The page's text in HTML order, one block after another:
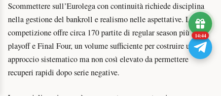
Scommettere sull’Eurolega con continuità richiede disciplina
nella gestione del bankroll e realismo nelle aspettative. La
competizione offre circa 170 partite di regular season più
playoff e Final Four, un volume sufficiente per costruire un
approccio sistematico ma non così elevato da permettere
recuperi rapidi dopo serie negative.
14:43